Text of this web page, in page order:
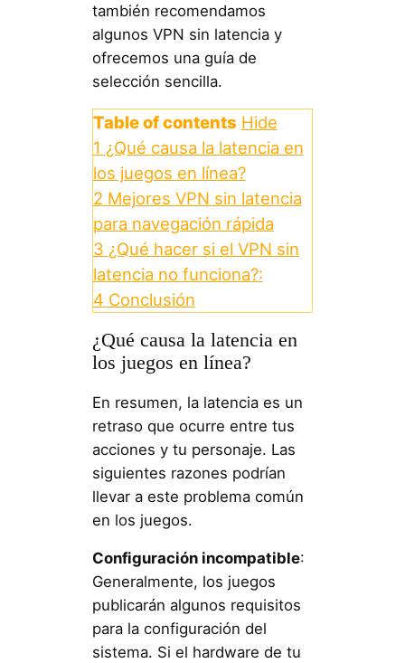
también recomendamos
algunos VPN sin latencia y
ofrecemos una guía de
selección sencilla.
Table of contents Hide
1 ¿Qué causa la latencia en
los juegos en línea?
2 Mejores VPN sin latencia
para navegación rápida
3 ¿Qué hacer si el VPN sin
latencia no funciona?:
4 Conclusión
¿Qué causa la latencia en
los juegos en línea?
En resumen, la latencia es un
retraso que ocurre entre tus
acciones y tu personaje. Las
siguientes razones podrían
llevar a este problema común
en los juegos.
Configuración incompatible:
Generalmente, los juegos
publicarán algunos requisitos
para la configuración del
sistema. Si el hardware de tu